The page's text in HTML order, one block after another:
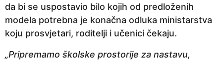
da bi se uspostavio bilo kojih od predloženih
modela potrebna je konačna odluka ministarstva
koju prosvjetari, roditelji i učenici čekaju.
„Pripremamo školske prostorije za nastavu,